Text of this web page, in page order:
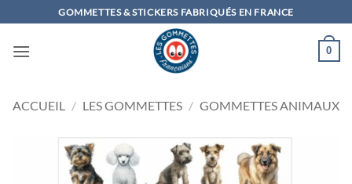
au
contenu
GOMMETTES & STICKERS FABRIQUÉS EN FRANCE
0
ACCUEIL / LES GOMMETTES / GOMMETTES ANIMAUX